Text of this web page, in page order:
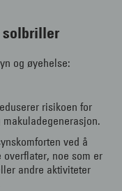
solbriller
og øyehelse:
risikoen for
ved å
noe som er
andre aktiviteter